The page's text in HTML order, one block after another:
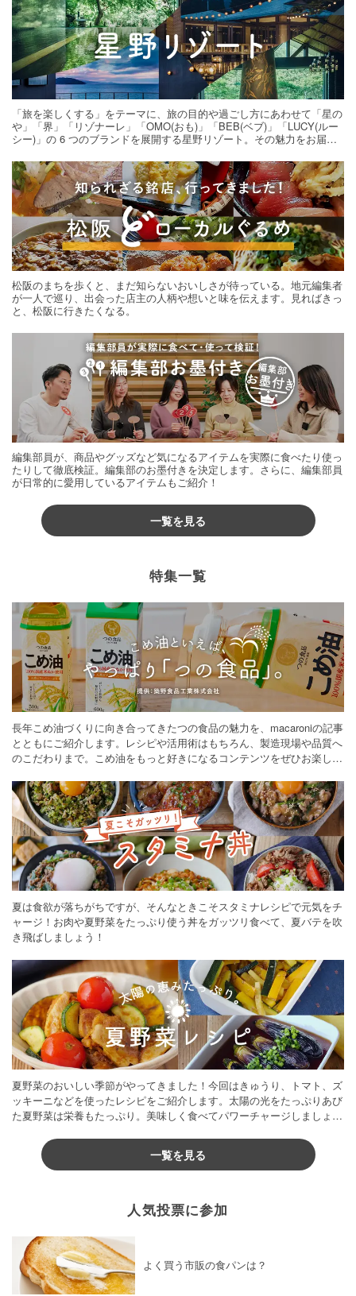
「旅を楽しくする」をテーマに、旅の目的や過ごし方にあわせて「星の
や」「界」「リゾナーレ」「OMO(おも)」「BEB(ベブ)」「LUCY(ルー
シー)」の 6 つのブランドを展開する星野リゾート。その魅力をお届け
松阪のまちを歩くと、まだ知らないおいしさが待っている。地元編集者
が一人で巡り、出会った店主の人柄や想いと味を伝えます。見ればきっ
と、松阪に行きたくなる。
編集部員が、商品やグッズなど気になるアイテムを実際に食べたり使っ
たりして徹底検証。編集部のお墨付きを決定します。さらに、編集部員
が日常的に愛用しているアイテムもご紹介！
一覧を見る
特集一覧
長年こめ油づくりに向き合ってきたつの食品の魅力を、macaroniの記事
とともにご紹介します。レシピや活用術はもちろん、製造現場や品質へ
のこだわりまで。こめ油をもっと好きになるコンテンツをぜひお楽しみ
夏は食欲が落ちがちですが、そんなときこそスタミナレシピで元気をチ
ャージ！お肉や夏野菜をたっぷり使う丼をガッツリ食べて、夏バテを吹
き飛ばしましょう！
夏野菜のおいしい季節がやってきました！今回はきゅうり、トマト、ズ
ッキーニなどを使ったレシピをご紹介します。太陽の光をたっぷりあび
た夏野菜は栄養もたっぷり。美味しく食べてパワーチャージしましょう
一覧を見る
人気投票に参加
よく買う市販の食パンは？